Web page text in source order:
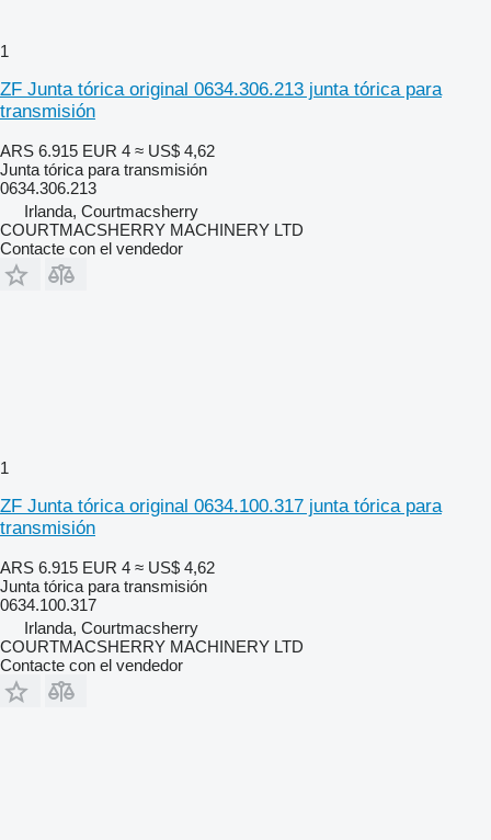
1
ZF Junta tórica original 0634.306.213 junta tórica para
transmisión
ARS 6.915 EUR 4 ≈ US$ 4,62
Junta tórica para transmisión
0634.306.213
Irlanda, Courtmacsherry
COURTMACSHERRY MACHINERY LTD
Contacte con el vendedor
1
ZF Junta tórica original 0634.100.317 junta tórica para
transmisión
ARS 6.915 EUR 4 ≈ US$ 4,62
Junta tórica para transmisión
0634.100.317
Irlanda, Courtmacsherry
COURTMACSHERRY MACHINERY LTD
Contacte con el vendedor